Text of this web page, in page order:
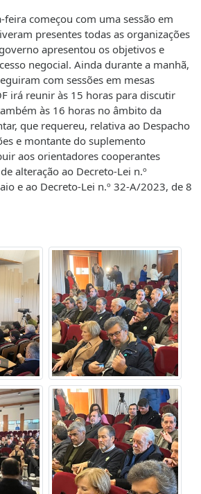
feira começou com uma sessão em
presentes todas as organizações
apresentou os objetivos e
negocial. Ainda durante a manhã,
com sessões em mesas
irá reunir às 15 horas para discutir
às 16 horas no âmbito da
que requereu, relativa ao Despacho
e montante do suplemento
aos orientadores cooperantes
alteração ao Decreto-Lei n.º
e ao Decreto-Lei n.º 32-A/2023, de 8